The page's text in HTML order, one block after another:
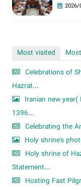
Most visited
Celebrations of
Hazrat...
Iranian new
1396...
Celebrating the
Holy shrine's
Holy shrine of
Statement...
Hosting Fast